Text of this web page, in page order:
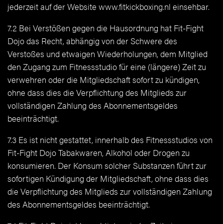
jederzeit auf der Website www.fitkickboxing.nl einsehbar.
7.2 Bei Verstößen gegen die Hausordnung hat Fit-Fight
Dojo das Recht, abhängig von der Schwere des
Verstoßes und etwaigen Wiederholungen, dem Mitglied
den Zugang zum Fitnessstudio für eine (längere) Zeit zu
verwehren oder die Mitgliedschaft sofort zu kündigen,
ohne dass dies die Verpflichtung des Mitglieds zur
vollständigen Zahlung des Abonnementsgeldes
beeinträchtigt.
7.3 Es ist nicht gestattet, innerhalb des Fitnessstudios von
Fit-Fight Dojo Tabakwaren, Alkohol oder Drogen zu
konsumieren. Der Konsum solcher Substanzen führt zur
sofortigen Kündigung der Mitgliedschaft, ohne dass dies
die Verpflichtung des Mitglieds zur vollständigen Zahlung
des Abonnementsgeldes beeinträchtigt.